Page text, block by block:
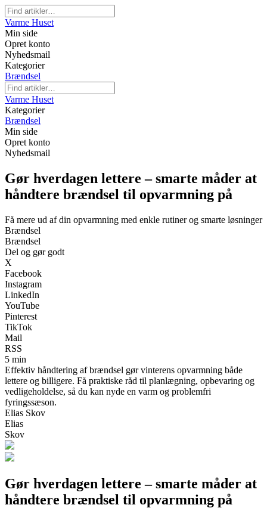
Varme Huset
Min side
Opret konto
Nyhedsmail
Kategorier
Brændsel
Varme Huset
Kategorier
Brændsel
Min side
Opret konto
Nyhedsmail
Gør hverdagen lettere – smarte måder at
håndtere brændsel til opvarmning på
Få mere ud af din opvarmning med enkle rutiner og smarte løsninger
Brændsel
Brændsel
Del og gør godt
X
Facebook
Instagram
LinkedIn
YouTube
Pinterest
TikTok
Mail
RSS
5 min
Effektiv håndtering af brændsel gør vinterens opvarmning både
lettere og billigere. Få praktiske råd til planlægning, opbevaring og
vedligeholdelse, så du kan nyde en varm og problemfri
fyringssæson.
Elias Skov
Elias
Skov
Gør hverdagen lettere – smarte måder at
håndtere brændsel til opvarmning på